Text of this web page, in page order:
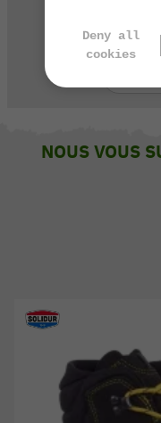
03
NOUS VOUS
Deny all
cookies